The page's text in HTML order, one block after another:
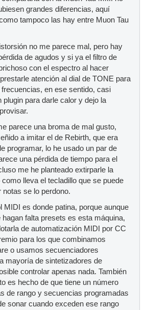
grandes diferencias, aquí
tampoco las hay entre Muon Tau
no me parece mal, pero hay
de agudos y si ya el filtro de
con el espectro al hacer
atención al dial de TONE para
en ese sentido, casi
plugin para darle calor y dejo la
parece una broma de mal gusto,
a imitar el de Rebirth, que era
programar, lo he usado un par de
una pérdida de tiempo para el
me he planteado extirparle la
como lleva el tecladillo que se puede
notas se lo perdono.
MIDI es donde patina, porque aunque
hagan falta presets es esta máquina,
de automatización MIDI por CC
para los que combinamos
o usamos secuenciadores
mayoría de sintetizadores de
controlar apenas nada. También
es hecho de que tiene un número
de rango y secuencias programadas
sonar cuando exceden ese rango